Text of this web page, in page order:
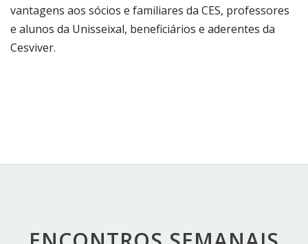
vantagens aos sócios e familiares da CES, professores
e alunos da Unisseixal, beneficiários e aderentes da
Cesviver.